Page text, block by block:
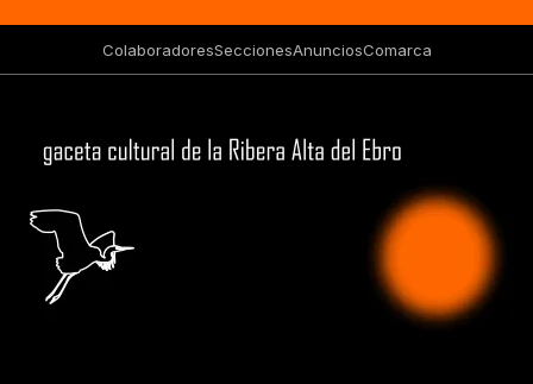
ColaboradoresSeccionesAnunciosComarca